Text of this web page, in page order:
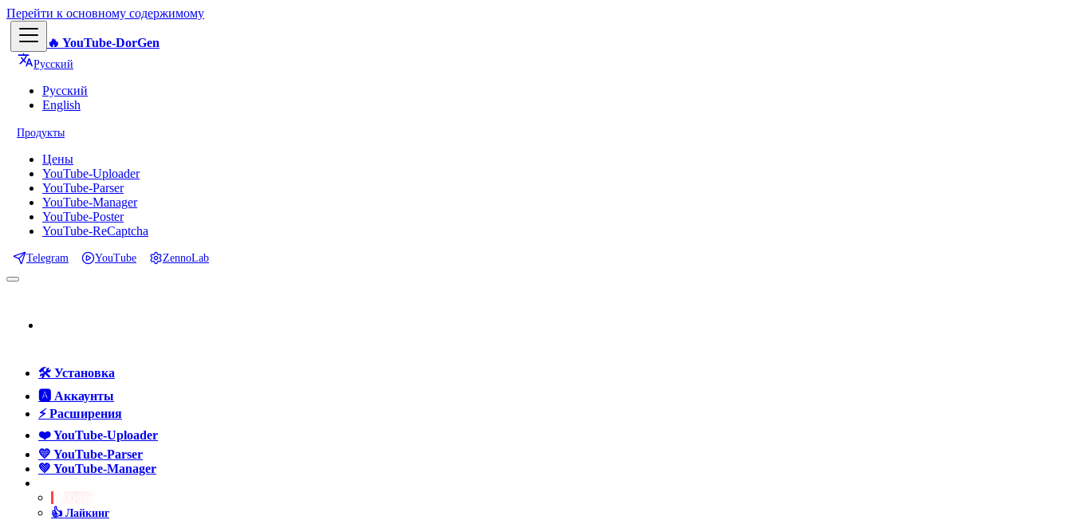
Перейти к основному содержимому
🔥 YouTube-DorGen
Русский
Русский
English
Продукты
Цены
YouTube-Uploader
YouTube-Parser
YouTube-Manager
YouTube-Poster
YouTube-ReCaptcha
Telegram YouTube ZennoLab
🛠️ Установка
🅰️ Аккаунты
⚡ Расширения
❤️ YouTube-Uploader
💛 YouTube-Parser
💚 YouTube-Manager
👍 Лайкинг